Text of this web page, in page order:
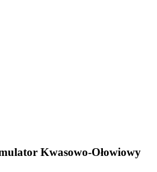
Kwasowo-Ołowiowy